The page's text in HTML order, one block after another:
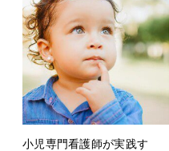
小児専門看護師が実践す